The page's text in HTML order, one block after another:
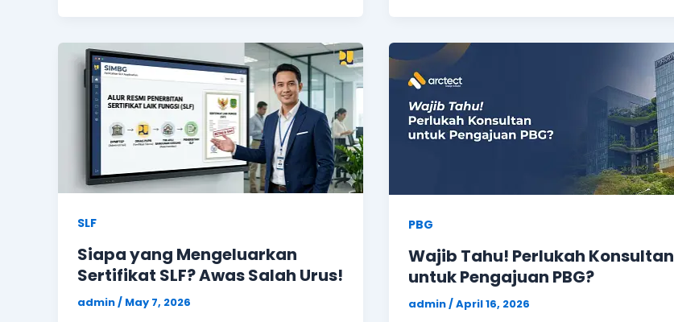
SLF
Siapa yang Mengeluarkan
Sertifikat SLF? Awas Salah Urus!
admin/ May 7, 2026
PBG
Wajib Tahu! Perlukah Konsultan
untuk Pengajuan PBG?
admin/April 16, 2026